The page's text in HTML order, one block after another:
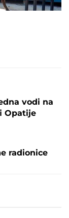
vodi na
Opatije
radionice